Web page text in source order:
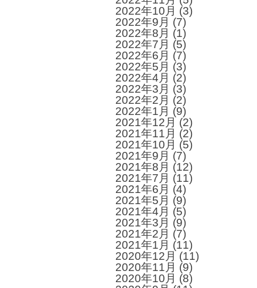
2022年10月 (3)
2022年9月 (7)
2022年8月 (1)
2022年7月 (5)
2022年6月 (7)
2022年5月 (3)
2022年4月 (2)
2022年3月 (3)
2022年2月 (2)
2022年1月 (9)
2021年12月 (2)
2021年11月 (2)
2021年10月 (5)
2021年9月 (7)
2021年8月 (12)
2021年7月 (11)
2021年6月 (4)
2021年5月 (9)
2021年4月 (5)
2021年3月 (9)
2021年2月 (7)
2021年1月 (11)
2020年12月 (11)
2020年11月 (9)
2020年10月 (8)